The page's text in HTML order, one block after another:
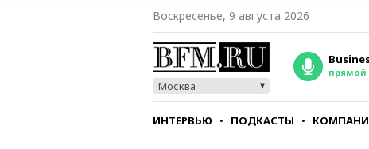
Воскресенье, 9 августа 2026
Москва
прямой
ИНТЕРВЬЮ ПОДКАСТЫ